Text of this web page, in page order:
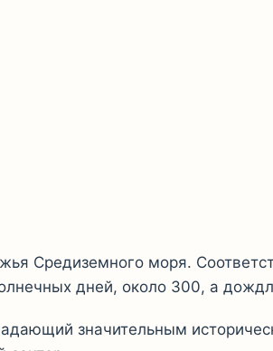
Средиземного моря.
дней, около 300, а
значительным